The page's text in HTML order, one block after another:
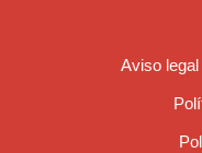
Aviso